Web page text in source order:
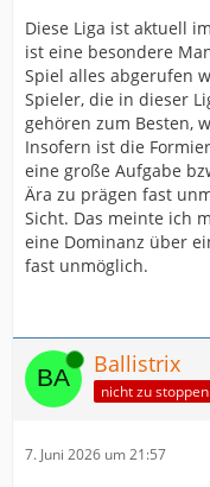
Diese Liga ist aktuell
ist eine besondere
Spiel alles abgerufen
Spieler, die in dieser
gehören zum Besten,
Insofern ist die
eine große Aufgabe
Ära zu prägen fast
Sicht. Das meinte ich
eine Dominanz über
fast unmöglich.
Online Ballistrix
nicht zu stoppen
7. Juni 2026 um 21:57